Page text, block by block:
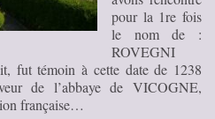
pour la 1re fois
le nom de :
ROVEGNI
fut témoin à cette date de 1238
de l’abbaye de VICOGNE,
française…